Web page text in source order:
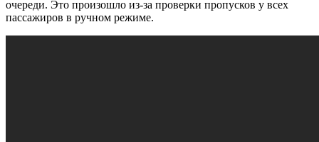
очереди. Это произошло из-за проверки пропусков у всех
пассажиров в ручном режиме.